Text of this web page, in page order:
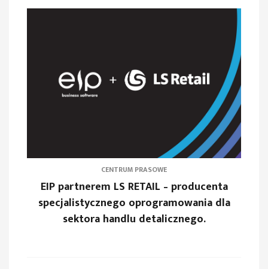
CENTRUM PRASOWE
EIP partnerem LS RETAIL – producenta
specjalistycznego oprogramowania dla
sektora handlu detalicznego.